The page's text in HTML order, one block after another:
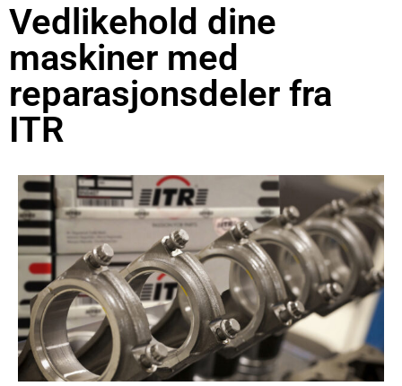
Vedlikehold dine
maskiner med
reparasjonsdeler fra
ITR